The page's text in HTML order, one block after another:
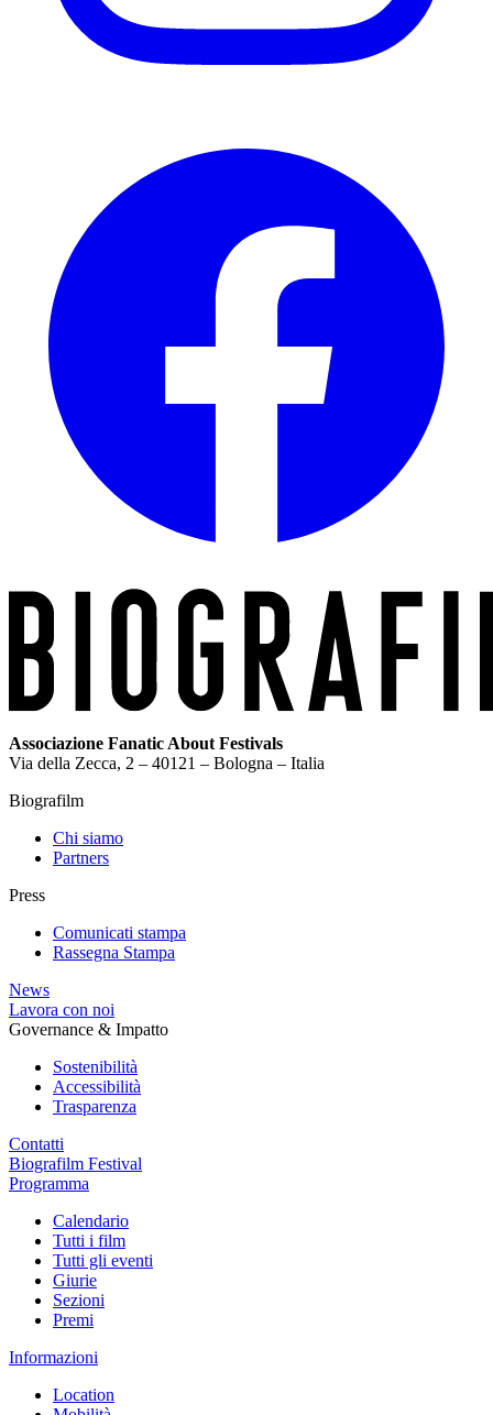
Associazione Fanatic About Festivals
Via della Zecca, 2 – 40121 – Bologna – Italia
Biografilm
Chi siamo
Partners
Press
Comunicati stampa
Rassegna Stampa
News
Lavora con noi
Governance & Impatto
Sostenibilità
Accessibilità
Trasparenza
Contatti
Biografilm Festival
Programma
Calendario
Tutti i film
Tutti gli eventi
Giurie
Sezioni
Premi
Informazioni
Location